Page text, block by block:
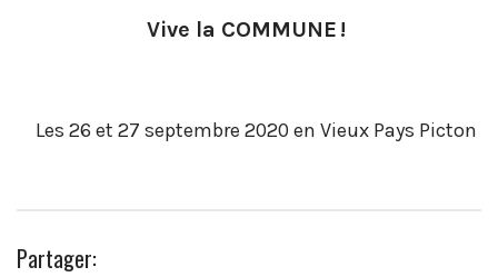
Vive la COMMUNE !
Les 26 et 27 septembre 2020 en Vieux Pays Picton
Partager: